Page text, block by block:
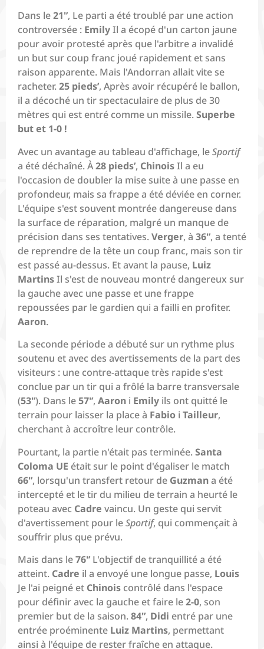
Dans le21'’, Le parti a été troublé par une action
controversée : EmilyIl a écopé d'un carton jaune
pour avoir protesté après que l'arbitre a invalidé
un but sur coup franc joué rapidement et sans
raison apparente. Mais l'Andorran allait vite se
racheter. 25 pieds’, Après avoir récupéré le ballon,
il a décoché un tir spectaculaire de plus de 30
mètres qui est entré comme un missile. Superbe
but et 1-0 !
Avec un avantage au tableau d'affichage, leSportif
a été déchaîné. À28 pieds’, ChinoisIl a eu
l'occasion de doubler la mise suite à une passe en
profondeur, mais sa frappe a été déviée en corner.
L'équipe s'est souvent montrée dangereuse dans
la surface de réparation, malgré un manque de
précision dans ses tentatives. Verger, à 36'’, a tenté
de reprendre de la tête un coup franc, mais son tir
est passé au-dessus. Et avant la pause, Luiz
MartinsIl s'est de nouveau montré dangereux sur
la gauche avec une passe et une frappe
repoussées par le gardien qui a failli en profiter.
Aaron.
La seconde période a débuté sur un rythme plus
soutenu et avec des avertissements de la part des
visiteurs : une contre-attaque très rapide s'est
conclue par un tir qui a frôlé la barre transversale
(53'’). Dans le57'’, Aaron i Emily ils ont quitté le
terrain pour laisser la place à Fabio i Tailleur,
cherchant à accroître leur contrôle.
Pourtant, la partie n'était pas terminée. Santa
Coloma UE était sur le point d'égaliser le match
66'’, lorsqu'un transfert retour de Guzmana été
intercepté et le tir du milieu de terrain a heurté le
poteau avec Cadre vaincu. Un geste qui servit
d'avertissement pour leSportif, qui commençait à
souffrir plus que prévu.
Mais dans le76'’ L'objectif de tranquillité a été
atteint. Cadre il a envoyé une longue passe, Louis
Je l'ai peigné et Chinois contrôlé dans l'espace
pour définir avec la gauche et faire le2-0, son
premier but de la saison. 84'’, Didi entré par une
entrée proéminente Luiz Martins, permettant
ainsi à l'équipe de rester fraîche en attaque.